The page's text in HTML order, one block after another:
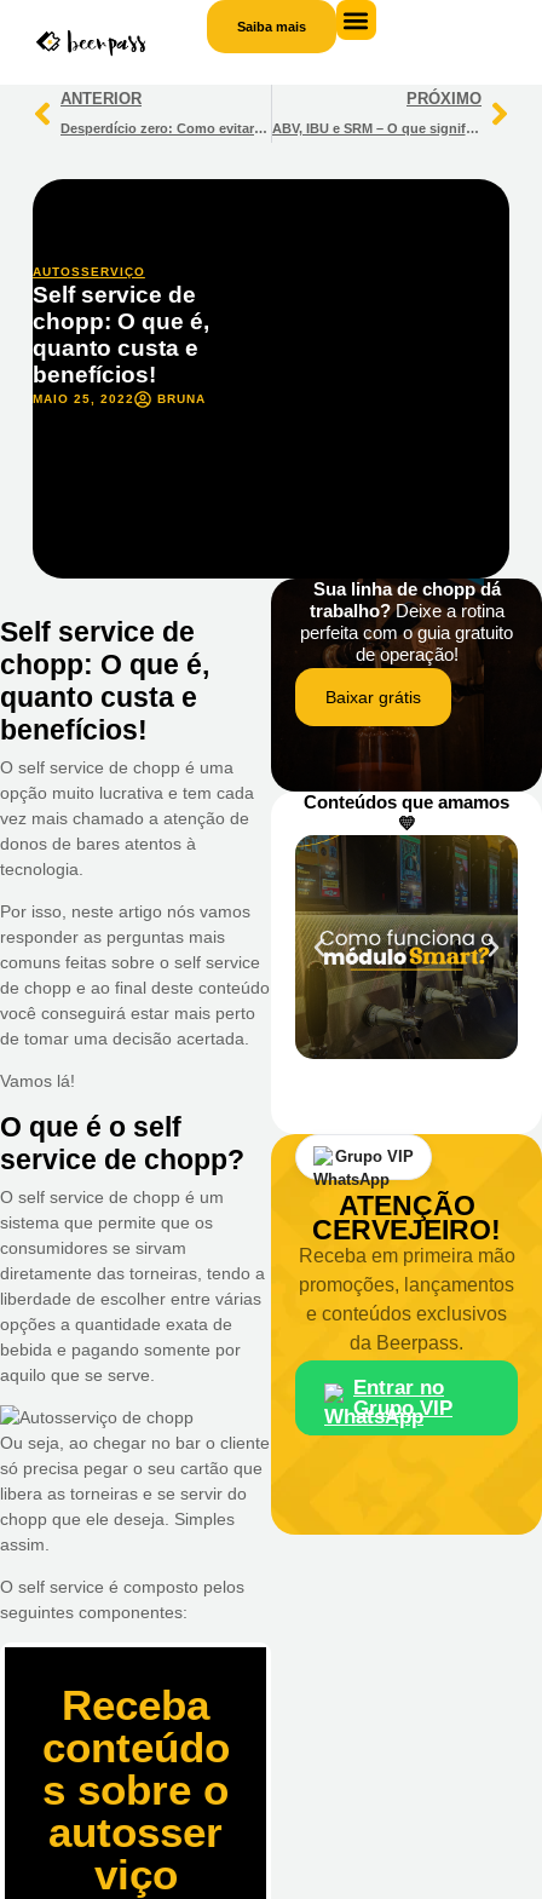
Saiba mais
ANTERIOR
Desperdício zero: Como evitar desperdício de chopp no seu bar
PRÓXIMO
ABV, IBU e SRM – O que significam esses termos comuns de cerveja
AUTOSSERVIÇO
Self service de
chopp: O que é,
quanto custa e
benefícios!
MAIO 25, 2022 BRUNA
Self service de
chopp: O que é,
quanto custa e
benefícios!
O self service de chopp é uma
opção muito lucrativa e tem cada
vez mais chamado a atenção de
donos de bares atentos à
tecnologia.
Por isso, neste artigo nós vamos
responder as perguntas mais
comuns feitas sobre o self service
de chopp e ao final deste conteúdo
você conseguirá estar mais perto
de tomar uma decisão acertada.
Vamos lá!
O que é o self
service de chopp?
O self service de chopp é um
sistema que permite que os
consumidores se sirvam
diretamente das torneiras, tendo a
liberdade de escolher entre várias
opções a quantidade exata de
bebida e pagando somente por
aquilo que se serve.
Ou seja, ao chegar no bar o cliente
só precisa pegar o seu cartão que
libera as torneiras e se servir do
chopp que ele deseja. Simples
assim.
O self service é composto pelos
seguintes componentes:
Receba
conteúdo
s sobre o
autosser
viço
Sua linha de chopp dá
trabalho?Deixe a rotina
perfeita com o guia gratuito
de operação!
Baixar grátis
Conteúdos que amamos
💛
Grupo VIP
ATENÇÃO
CERVEJEIRO!
Receba em primeira mão
promoções, lançamentos
e conteúdos exclusivos
da Beerpass.
Entrar no
Grupo VIP